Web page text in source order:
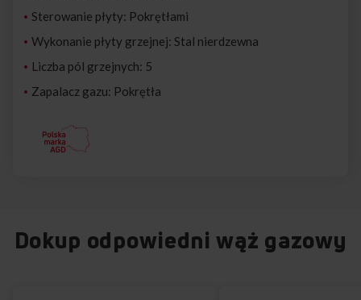
Sterowanie płyty: Pokrętłami
Wykonanie płyty grzejnej: Stal nierdzewna
Liczba pól grzejnych: 5
Zapalacz gazu: Pokrętła
Dokup odpowiedni wąż gazowy